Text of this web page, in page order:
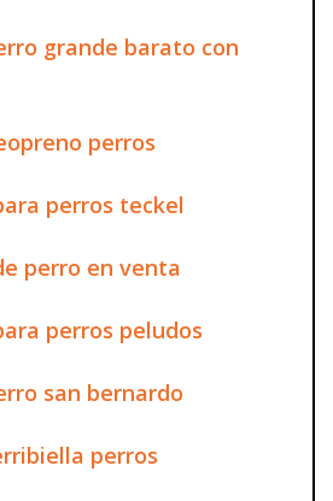
grande barato con
perros
perros teckel
perro en venta
perros peludos
san bernardo
perros